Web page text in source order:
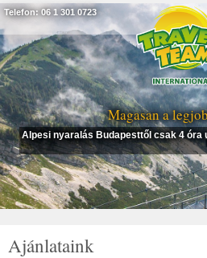
Magasan a
Alpesi nyaralás Budapesttől csak 4 óra
Telefon: 06 1 301 0723
Ajánlataink